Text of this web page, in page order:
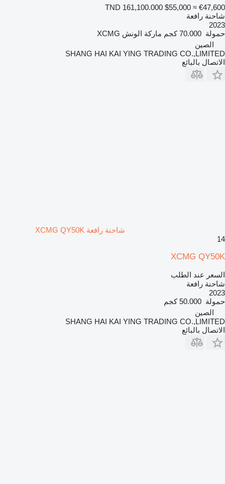
TND 161,100.000 $55,000 ≈ €47,600
شاحنة رافعة
2023
حمولة 70.000 كجم ماركة الونش XCMG
الصين
SHANG HAI KAI YING TRADING CO.,LIMITED
الاتصال بالبائع
شاحنة رافعة XCMG QY50K
14
XCMG QY50K
السعر عند الطلب
شاحنة رافعة
2023
حمولة 50.000 كجم
الصين
SHANG HAI KAI YING TRADING CO.,LIMITED
الاتصال بالبائع